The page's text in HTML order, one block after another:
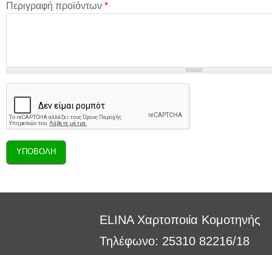
Περιγραφή προϊόντων *
ELINA Χαρτοποιία Κομοτηνής
Τηλέφωνο: 25310 82216/18